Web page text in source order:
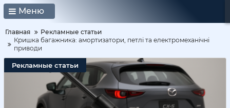
Меню
Главная
Рекламные статьи
Кришка багажника: амортизатори, петлі та електромеханічні
приводи
Рекламные статьи